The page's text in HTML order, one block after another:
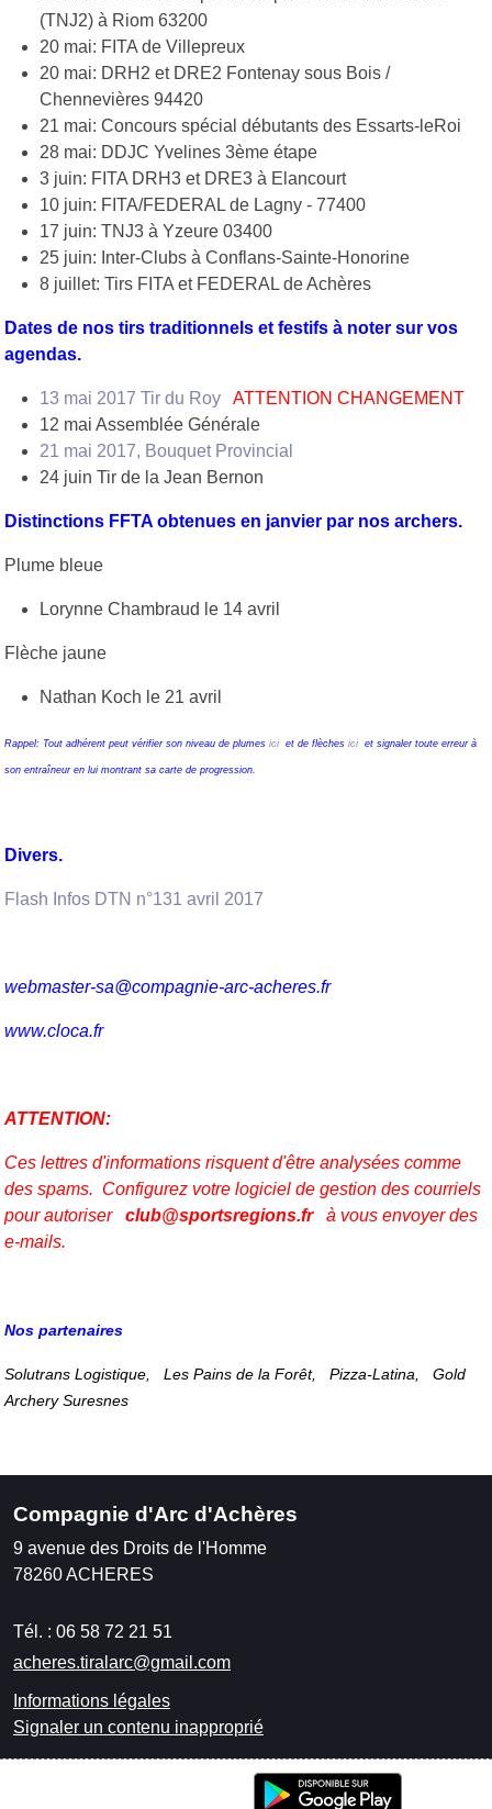
(TNJ2) à Riom 63200
20 mai: FITA de Villepreux
20 mai: DRH2 et DRE2 Fontenay sous Bois /
Chennevières 94420
21 mai: Concours spécial débutants des Essarts-leRoi
28 mai: DDJC Yvelines 3ème étape
3 juin: FITA DRH3 et DRE3 à Elancourt
10 juin: FITA/FEDERAL de Lagny - 77400
17 juin: TNJ3 à Yzeure 03400
25 juin: Inter-Clubs à Conflans-Sainte-Honorine
8 juillet: Tirs FITA et FEDERAL de Achères
Dates de nos tirs traditionnels et festifs à noter sur vos
agendas.
13 mai 2017 Tir du Roy
ATTENTION CHANGEMENT
12 mai Assemblée Générale
21 mai 2017, Bouquet Provincial
24 juin Tir de la Jean Bernon
Distinctions FFTA obtenues en janvier par nos archers.
Plume bleue
Lorynne Chambraud le 14 avril
Flèche jaune
Nathan Koch le 21 avril
Rappel: Tout adhérent peut vérifier son niveau de plumes ici et de flèches ici et signaler toute erreur à
son entraîneur en lui montrant sa carte de progression.
Divers.
Flash Infos DTN n°131 avril 2017
webmaster-sa@compagnie-arc-acheres.fr
www.cloca.fr
ATTENTION:
Ces lettres d'informations risquent d'être analysées comme
des spams. Configurez votre logiciel de gestion des courriels
pour autoriser club@sportsregions.frà vous envoyer des
e-mails.
Nos partenaires
Solutrans Logistique, Les Pains de la Forêt, Pizza-Latina, Gold
Archery Suresnes
Compagnie d'Arc d'Achères
9 avenue des Droits de l'Homme
78260ACHERES
Tél. : 06 58 72 21 51
acheres.tiralarc@gmail.com
Informations légales
Signaler un contenu inapproprié